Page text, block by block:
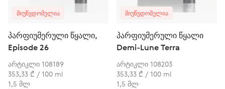
ᲛᲘᲣᲬᲕᲓᲝᲛᲔᲚᲘᲐ
პარფიუმერული წყალი,
Episode 26
არტიკლი 108189
353,33 ₾ / 100 ml
1,5 მლ
ᲛᲘᲣᲬᲕᲓᲝᲛᲔᲚᲘᲐ
პარფიუმერული წყალი
Demi-Lune Terra
არტიკლი 108203
353,33 ₾ / 100 ml
1,5 მლ